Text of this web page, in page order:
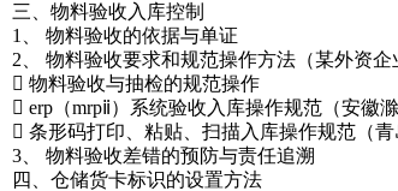
三、物料验收入库控制
1、 物料验收的依据与单证
2、 物料验收要求和规范操作方法（某外资企
 物料验收与抽检的规范操作
 erp（mrpⅱ）系统验收入库操作规范（安徽
 条形码打印、粘贴、扫描入库操作规范（青
3、 物料验收差错的预防与责任追溯
四、仓储货卡标识的设置方法